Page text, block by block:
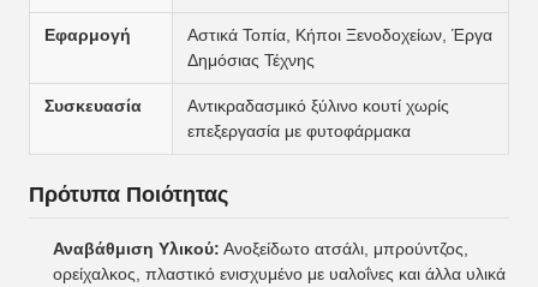
Εφαρμογή
Αστικά Τοπία, Κήποι Ξενοδοχείων, Έργα
Δημόσιας Τέχνης
Συσκευασία
Αντικραδασμικό ξύλινο κουτί χωρίς
επεξεργασία με φυτοφάρμακα
Πρότυπα Ποιότητας
Αναβάθμιση Υλικού: Ανοξείδωτο ατσάλι, μπρούντζος,
ορείχαλκος, πλαστικό ενισχυμένο με υαλοΐνες και άλλα υλικά